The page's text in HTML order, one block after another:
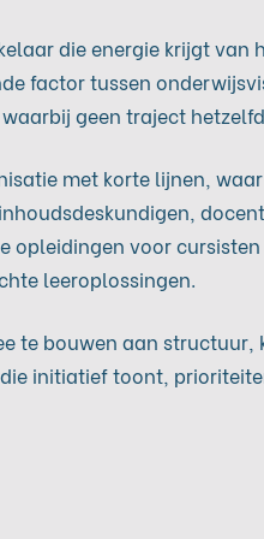
die energie krijgt
factor tussen
geen traject
met korte lijnen,
opleidingen voor
leeroplossingen.
te bouwen aan
initiatief toont,